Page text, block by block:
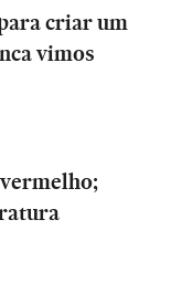
criar um
vimos